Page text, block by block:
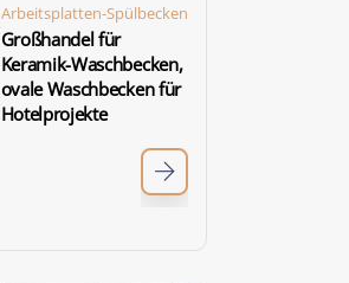
Arbeitsplatten-Spülbecken
Großhandel für
Keramik-Waschbecken,
ovale Waschbecken für
Hotelprojekte